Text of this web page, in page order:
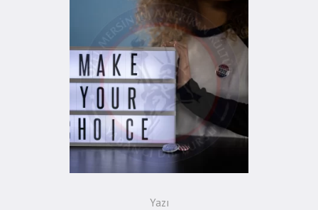
Yazı